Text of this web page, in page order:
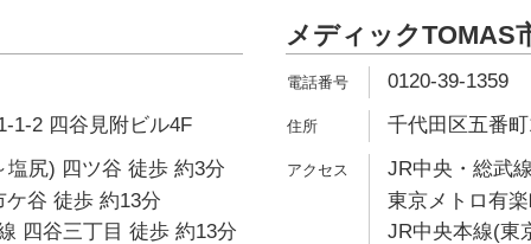
1-2 四谷見附ビル4F
塩尻) 四ツ谷 徒歩 約3分
谷 徒歩 約13分
四谷三丁目 徒歩 約13分
メディックTOMAS
0120-39-1359
千代田区五番
JR中央・総武
東京メトロ有
JR中央本線(東